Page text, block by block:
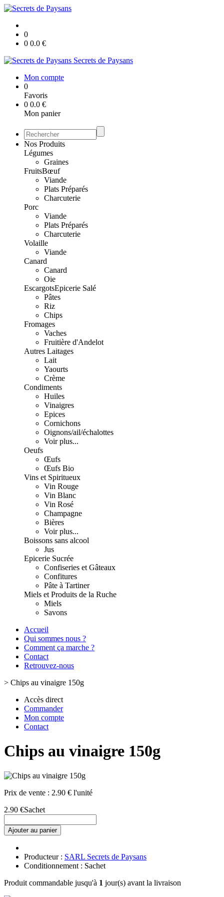
0
0 0.0 €
Secrets de Paysans
Mon compte
0
Favoris
0 0.0 €
Mon panier
Nos Produits
Légumes
Graines
FruitsBœuf
Viande
Plats Préparés
Charcuterie
Porc
Viande
Plats Préparés
Charcuterie
Volaille
Viande
Canard
Canard
Oie
EscargotsEpicerie Salé
Pâtes
Riz
Chips
Fromages
Vaches
Fruitière d'Andelot
Autres Laitages
Lait
Yaourts
Crème
Condiments
Huiles
Vinaigres
Epices
Cornichons
Oignons/ail/échalottes
Voir plus...
Oeufs
Œufs
Œufs Bio
Vins et Spiritueux
Vin Rouge
Vin Blanc
Vin Rosé
Champagne
Bières
Voir plus...
Boissons sans alcool
Jus
Epicerie Sucrée
Confiseries et Gâteaux
Confitures
Pâte à Tartiner
Miels et Produits de la Ruche
Miels
Savons
Accueil
Qui sommes nous ?
Comment ça marche ?
Contact
Retrouvez-nous
> Chips au vinaigre 150g
Accès direct
Commander
Mon compte
Contact
Chips au vinaigre 150g
Prix de vente : 2.90 € l'unité
2.90 €Sachet
Ajouter au panier
Producteur : SARL Secrets de Paysans
Conditionnement : Sachet
Produit commandable jusqu'à 1 jour(s) avant la livraison